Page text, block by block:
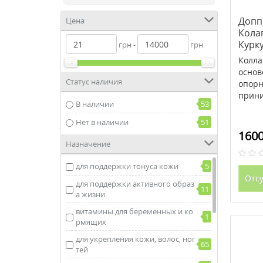
Цена
грн - грн
Статус наличия
В наличии
53
Нет в наличии
51
Назначение
для поддержки тонуса кожи
5
для поддержки активного образ
а жизни
11
витамины для беременных и ко
рмящих
1
для укрепления кожи, волос, ног
тей
65